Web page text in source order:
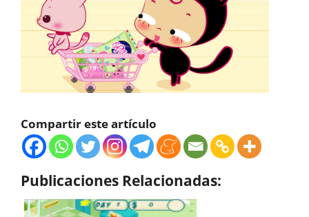
Compartir este artículo
Publicaciones Relacionadas: